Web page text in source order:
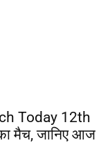
Today 12th
मैच, जानिए आज